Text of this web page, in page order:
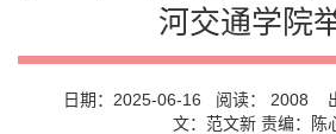
河交通学院
日期：2025-06-16 阅读： 2008
文：范文新 责编：陈